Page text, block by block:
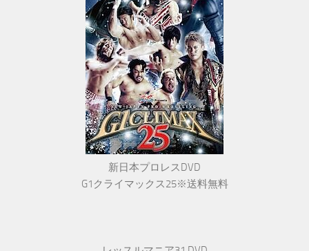
新日本プロレスDVD
G1クライマックス25※送料無料